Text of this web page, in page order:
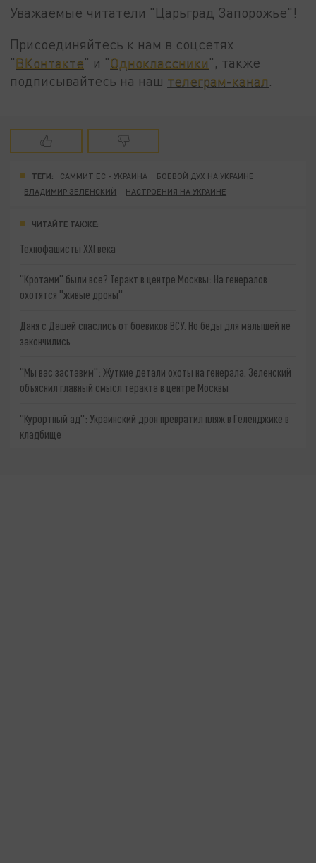
Уважаемые читатели "Царьград Запорожье"!
Присоединяйтесь к нам в соцсетях
"ВКонтакте" и "Одноклассники", также
подписывайтесь на наш телеграм-канал
ТЕГИ: САММИТ ЕС - УКРАИНА
БОЕВОЙ ДУХ НА УКРАИНЕ
ВЛАДИМИР ЗЕЛЕНСКИЙ
НАСТРОЕНИЯ НА УКРАИНЕ
ЧИТАЙТЕ ТАКЖЕ:
Технофашисты XXI века
"Кротами" были все? Теракт в центре Москвы: На генералов
охотятся "живые дроны"
Даня с Дашей спаслись от боевиков ВСУ. Но беды для малышей не
закончились
"Мы вас заставим": Жуткие детали охоты на генерала. Зеленский
объяснил главный смысл теракта в центре Москвы
"Курортный ад": Украинский дрон превратил пляж в Геленджике в
кладбище